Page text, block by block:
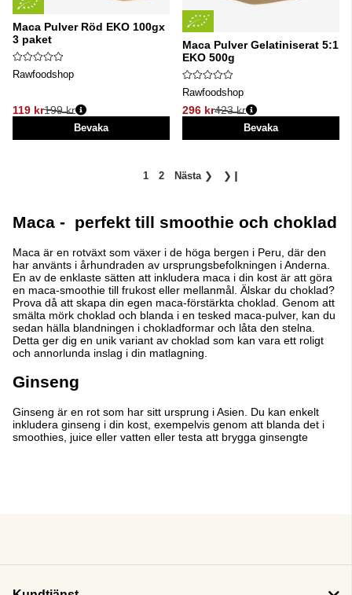
Maca Pulver Röd EKO 100gx
3 paket
Rawfoodshop
119 kr
Ordinarie pris:
199 kr
Bevaka
Maca Pulver Gelatiniserat 5:1
EKO 500g
Rawfoodshop
296 kr
Ordinarie pris:
423 kr
Bevaka
1 2 Nästa ❯ ❯❙
Maca - perfekt till smoothie och choklad
Maca är en rotväxt som växer i de höga bergen i Peru, där den
har använts i århundraden av ursprungsbefolkningen i Anderna.
En av de enklaste sätten att inkludera maca i din kost är att göra
en maca-smoothie till frukost eller mellanmål. Älskar du choklad?
Prova då att skapa din egen maca-förstärkta choklad. Genom att
smälta mörk choklad och blanda i en tesked maca-pulver, kan du
sedan hälla blandningen i chokladformar och låta den stelna.
Detta ger dig en unik variant av choklad som kan vara ett roligt
och annorlunda inslag i din matlagning.
Ginseng
Ginseng är en rot som har sitt ursprung i Asien. Du kan enkelt
inkludera ginseng i din kost, exempelvis genom att blanda det i
smoothies, juice eller vatten eller testa att brygga ginsengte